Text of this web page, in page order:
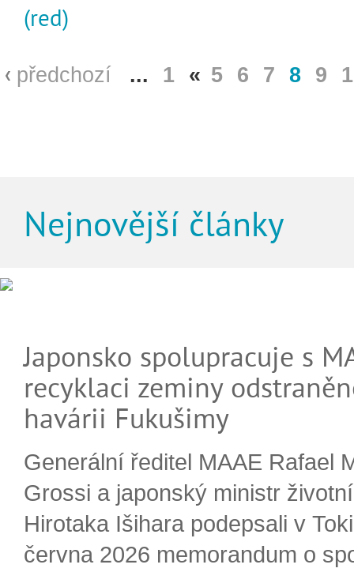
(red)
předchozí ... 1 « 5 6 7 8 9
Nejnovější články
Japonsko spolupracuje s
recyklaci zeminy
havárii Fukušimy
Generální ředitel MAAE Rafael
Grossi a japonský ministr
Hirotaka Išihara podepsali v
června 2026 memorandum o